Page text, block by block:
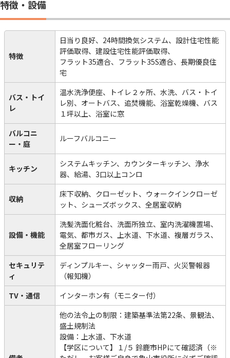
特徴・設備
特徴
日当り良好、24時間換気システム、設計住宅性能
評価取得、建設住宅性能評価取得、
フラット35適合、フラット35S適合、長期優良住
宅
バス・トイ
レ
温水洗浄便座、トイレ２ヶ所、水洗、バス・トイ
レ別、オートバス、追焚機能、浴室乾燥機、バス
１坪以上、浴室に窓
バルコニ
ー・庭
ルーフバルコニー
キッチン
システムキッチン、カウンターキッチン、浄水
器、給湯、3口以上コンロ
収納
床下収納、クローゼット、ウォークインクローゼ
ット、シューズボックス、全居室収納
設備・機能
洗髪洗面化粧台、洗面所独立、室内洗濯機置場、
電気、都市ガス、上水道、下水道、複層ガラス、
全居室フローリング
セキュリテ
ィ
ディンプルキー、シャッター雨戸、火災警報器
（報知機）
TV・通信
インターホン有（モニター付）
他の法令上の制限：建築基準法第22条、景観法、
盛土規制法
設備：上水道、下水道
【学区について】１/５ 鈴鹿市HPにて確認済（※